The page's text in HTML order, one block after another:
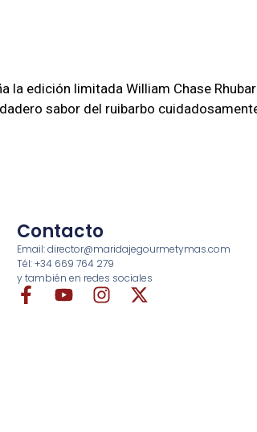
edición limitada William Chase
sabor del ruibarbo
Contacto
Email: director@maridajegourmetymas.com
Tél: +34 669 764 279
y también en redes sociales